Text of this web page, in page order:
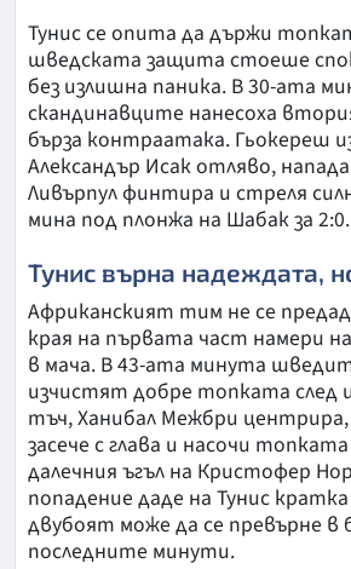
Тунис се опита да държи
шведската защита стоеше
без излишна паника. В 30-ата
скандинавците нанесоха
бърза контраатака. Гьокереш
Александър Исак отляво,
Ливърпул финтира и стреля
мина под плонжа на Шабак за 2:0.
Тунис върна надеждата,
Африканският тим не се
края на първата част намери
в мача. В 43-ата минута
изчистят добре топката след
тъч, Ханибал Межбри
засече с глава и насочи
далечния ъгъл на Кристофер
попадение даде на Тунис
двубоят може да се превърне в
последните минути.